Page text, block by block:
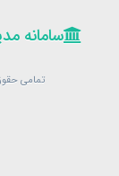
سامانه
تمامی
سامانه
تمامی